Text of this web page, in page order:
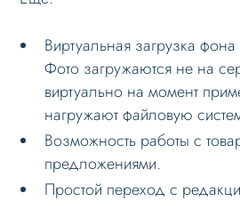
Виртуальная загрузка
Фото загружаются не на
виртуально на момент
нагружают файловую
Возможность работы с
предложениями.
Простой переход с